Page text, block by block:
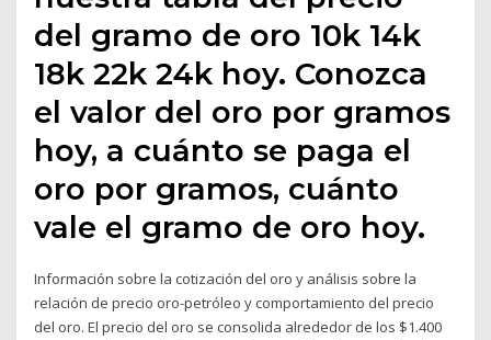
del gramo de oro 10k 14k
18k 22k 24k hoy. Conozca
el valor del oro por gramos
hoy, a cuánto se paga el
oro por gramos, cuánto
vale el gramo de oro hoy.
Información sobre la cotización del oro y análisis sobre la
relación de precio oro-petróleo y comportamiento del precio
del oro. El precio del oro se consolida alrededor de los $1.400